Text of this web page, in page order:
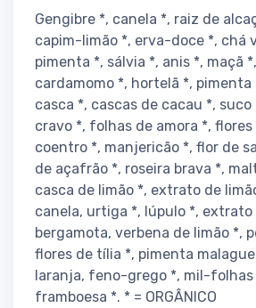
Gengibre *, canela *, raiz de
capim-limão *, erva-doce *, chá
pimenta *, sálvia *, anis *, maçã
cardamomo *, hortelã *,
casca *, cascas de cacau *, suco
cravo *, folhas de amora *,
coentro *, manjericão *, flor de
de açafrão *, roseira brava *,
casca de limão *, extrato de
canela, urtiga *, lúpulo *, extrato
bergamota, verbena de limão *,
flores de tília *, pimenta
laranja, feno-grego *, mil-
framboesa *. * = ORGÂNICO